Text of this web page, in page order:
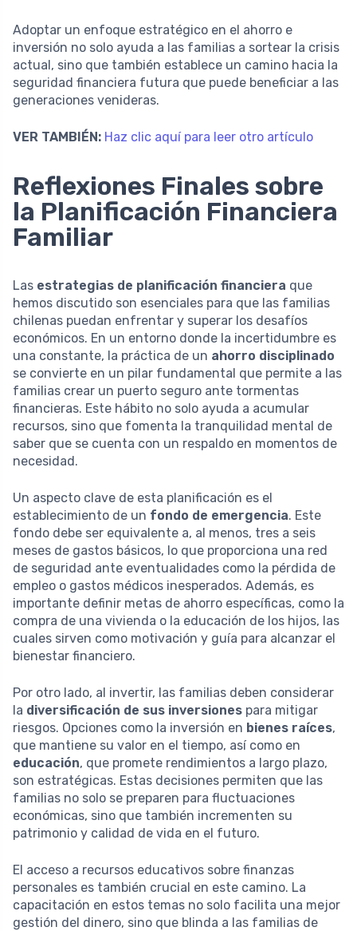
Adoptar un enfoque estratégico en el ahorro e
inversión no solo ayuda a las familias a sortear la crisis
actual, sino que también establece un camino hacia la
seguridad financiera futura que puede beneficiar a las
generaciones venideras.
VER TAMBIÉN: Haz clic aquí para leer otro artículo
Reflexiones Finales sobre
la Planificación Financiera
Familiar
Las estrategias de planificación financiera que
hemos discutido son esenciales para que las familias
chilenas puedan enfrentar y superar los desafíos
económicos. En un entorno donde la incertidumbre es
una constante, la práctica de un ahorro disciplinado
se convierte en un pilar fundamental que permite a las
familias crear un puerto seguro ante tormentas
financieras. Este hábito no solo ayuda a acumular
recursos, sino que fomenta la tranquilidad mental de
saber que se cuenta con un respaldo en momentos de
necesidad.
Un aspecto clave de esta planificación es el
establecimiento de un fondo de emergencia. Este
fondo debe ser equivalente a, al menos, tres a seis
meses de gastos básicos, lo que proporciona una red
de seguridad ante eventualidades como la pérdida de
empleo o gastos médicos inesperados. Además, es
importante definir metas de ahorro específicas, como la
compra de una vivienda o la educación de los hijos, las
cuales sirven como motivación y guía para alcanzar el
bienestar financiero.
Por otro lado, al invertir, las familias deben considerar
la diversificación de sus inversiones para mitigar
riesgos. Opciones como la inversión en bienes raíces,
que mantiene su valor en el tiempo, así como en
educación, que promete rendimientos a largo plazo,
son estratégicas. Estas decisiones permiten que las
familias no solo se preparen para fluctuaciones
económicas, sino que también incrementen su
patrimonio y calidad de vida en el futuro.
El acceso a recursos educativos sobre finanzas
personales es también crucial en este camino. La
capacitación en estos temas no solo facilita una mejor
gestión del dinero, sino que blinda a las familias de